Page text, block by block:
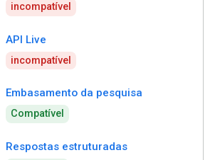
incompatível
API Live
incompatível
Embasamento da pesquisa
Compatível
Respostas estruturadas